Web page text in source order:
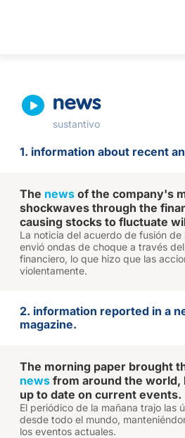
news
sustantivo
1. information about recent
The news of the company's
shockwaves through the
causing stocks to fluctuate
La noticia del acuerdo de fusión de
envió ondas de choque a través
financiero, lo que hizo que las
violentamente.
2. information reported in a
magazine.
The morning paper brought
news from around the world,
up to date on current events.
El periódico de la mañana trajo las
desde todo el mundo,
los eventos actuales.